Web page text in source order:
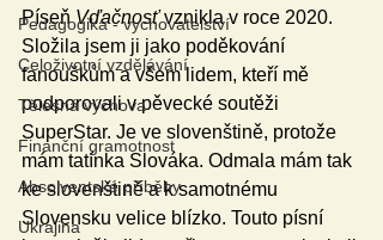
Pedagogika - vychovatelství
Celoživotní vzdělávání
Tělesná výchova
Finanční gramotnost
Absolventské příběhy
Ukrajina
Píseň Vďačnosť vznikla v roce 2020.
Složila jsem ji jako poděkování
fanouškům a všem lidem, kteří mě
podporovali v pěvecké soutěži
SuperStar. Je ve slovenštině, protože
mám tatínka Slováka. Odmala mám tak
ke slovenštině a k samotnému
Slovensku velice blízko. Touto písní